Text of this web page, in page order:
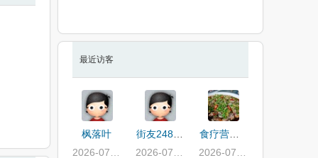
最近访客
枫落叶
街友24882266
食疗营养师